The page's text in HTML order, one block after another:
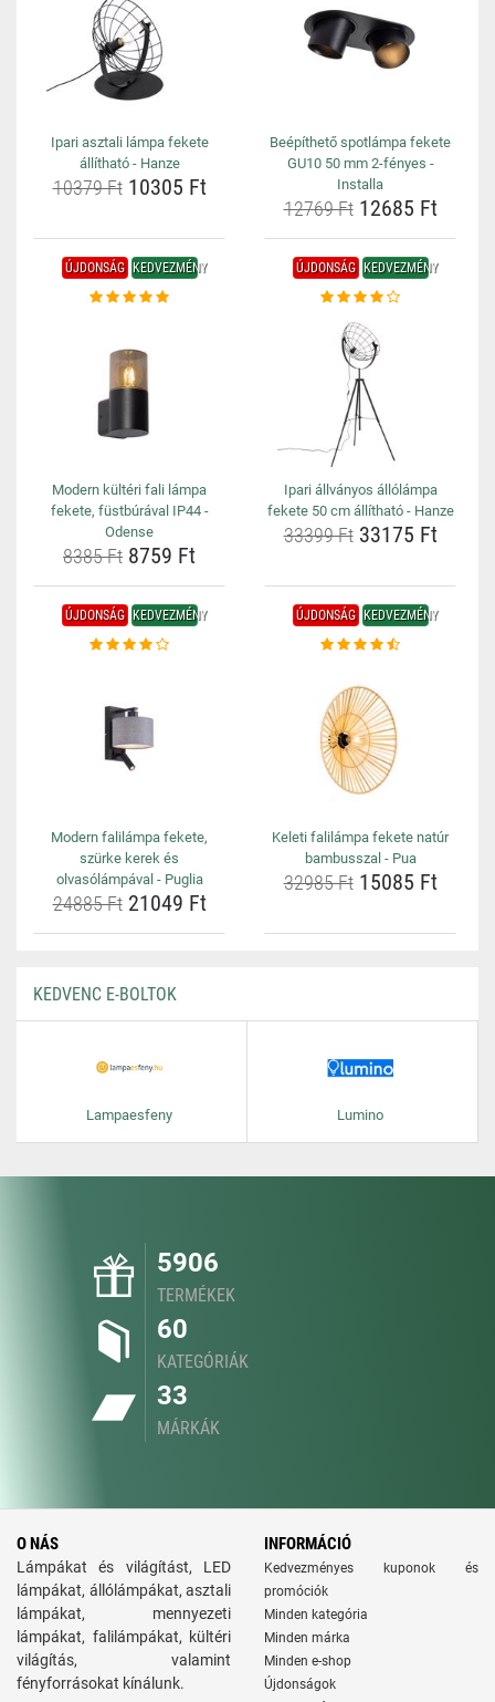
Ipari asztali lámpa fekete
állítható - Hanze
10379 Ft10305 Ft
Beépíthető spotlámpa fekete
GU10 50 mm 2-fényes -
Installa
12769 Ft12685 Ft
ÚJDONSÁG KEDVEZMÉNY
Modern kültéri fali lámpa
fekete, füstbúrával IP44 -
Odense
8385 Ft 8759 Ft
ÚJDONSÁG KEDVEZMÉNY
Ipari állványos állólámpa
fekete 50 cm állítható - Hanze
33399 Ft33175 Ft
ÚJDONSÁG KEDVEZMÉNY
Modern falilámpa fekete,
szürke kerek és
olvasólámpával - Puglia
24885 Ft21049 Ft
ÚJDONSÁG KEDVEZMÉNY
Keleti falilámpa fekete natúr
bambusszal - Pua
32985 Ft15085 Ft
KEDVENC E-BOLTOK
Lampaesfeny Lumino
5906
TERMÉKEK
60
KATEGÓRIÁK
33
MÁRKÁK
O NÁS
Lámpákat és világítást, LED
lámpákat, állólámpákat, asztali
lámpákat, mennyezeti
lámpákat, falilámpákat, kültéri
világítás, valamint
fényforrásokat kínálunk.
INFORMÁCIÓ
Kedvezményes kuponok és
promóciók
Minden kategória
Minden márka
Minden e-shop
Újdonságok